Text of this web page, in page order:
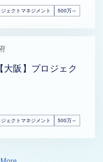
ェクトマネジメント 500万～
大阪】プロジェク
ェクトマネジメント 500万～